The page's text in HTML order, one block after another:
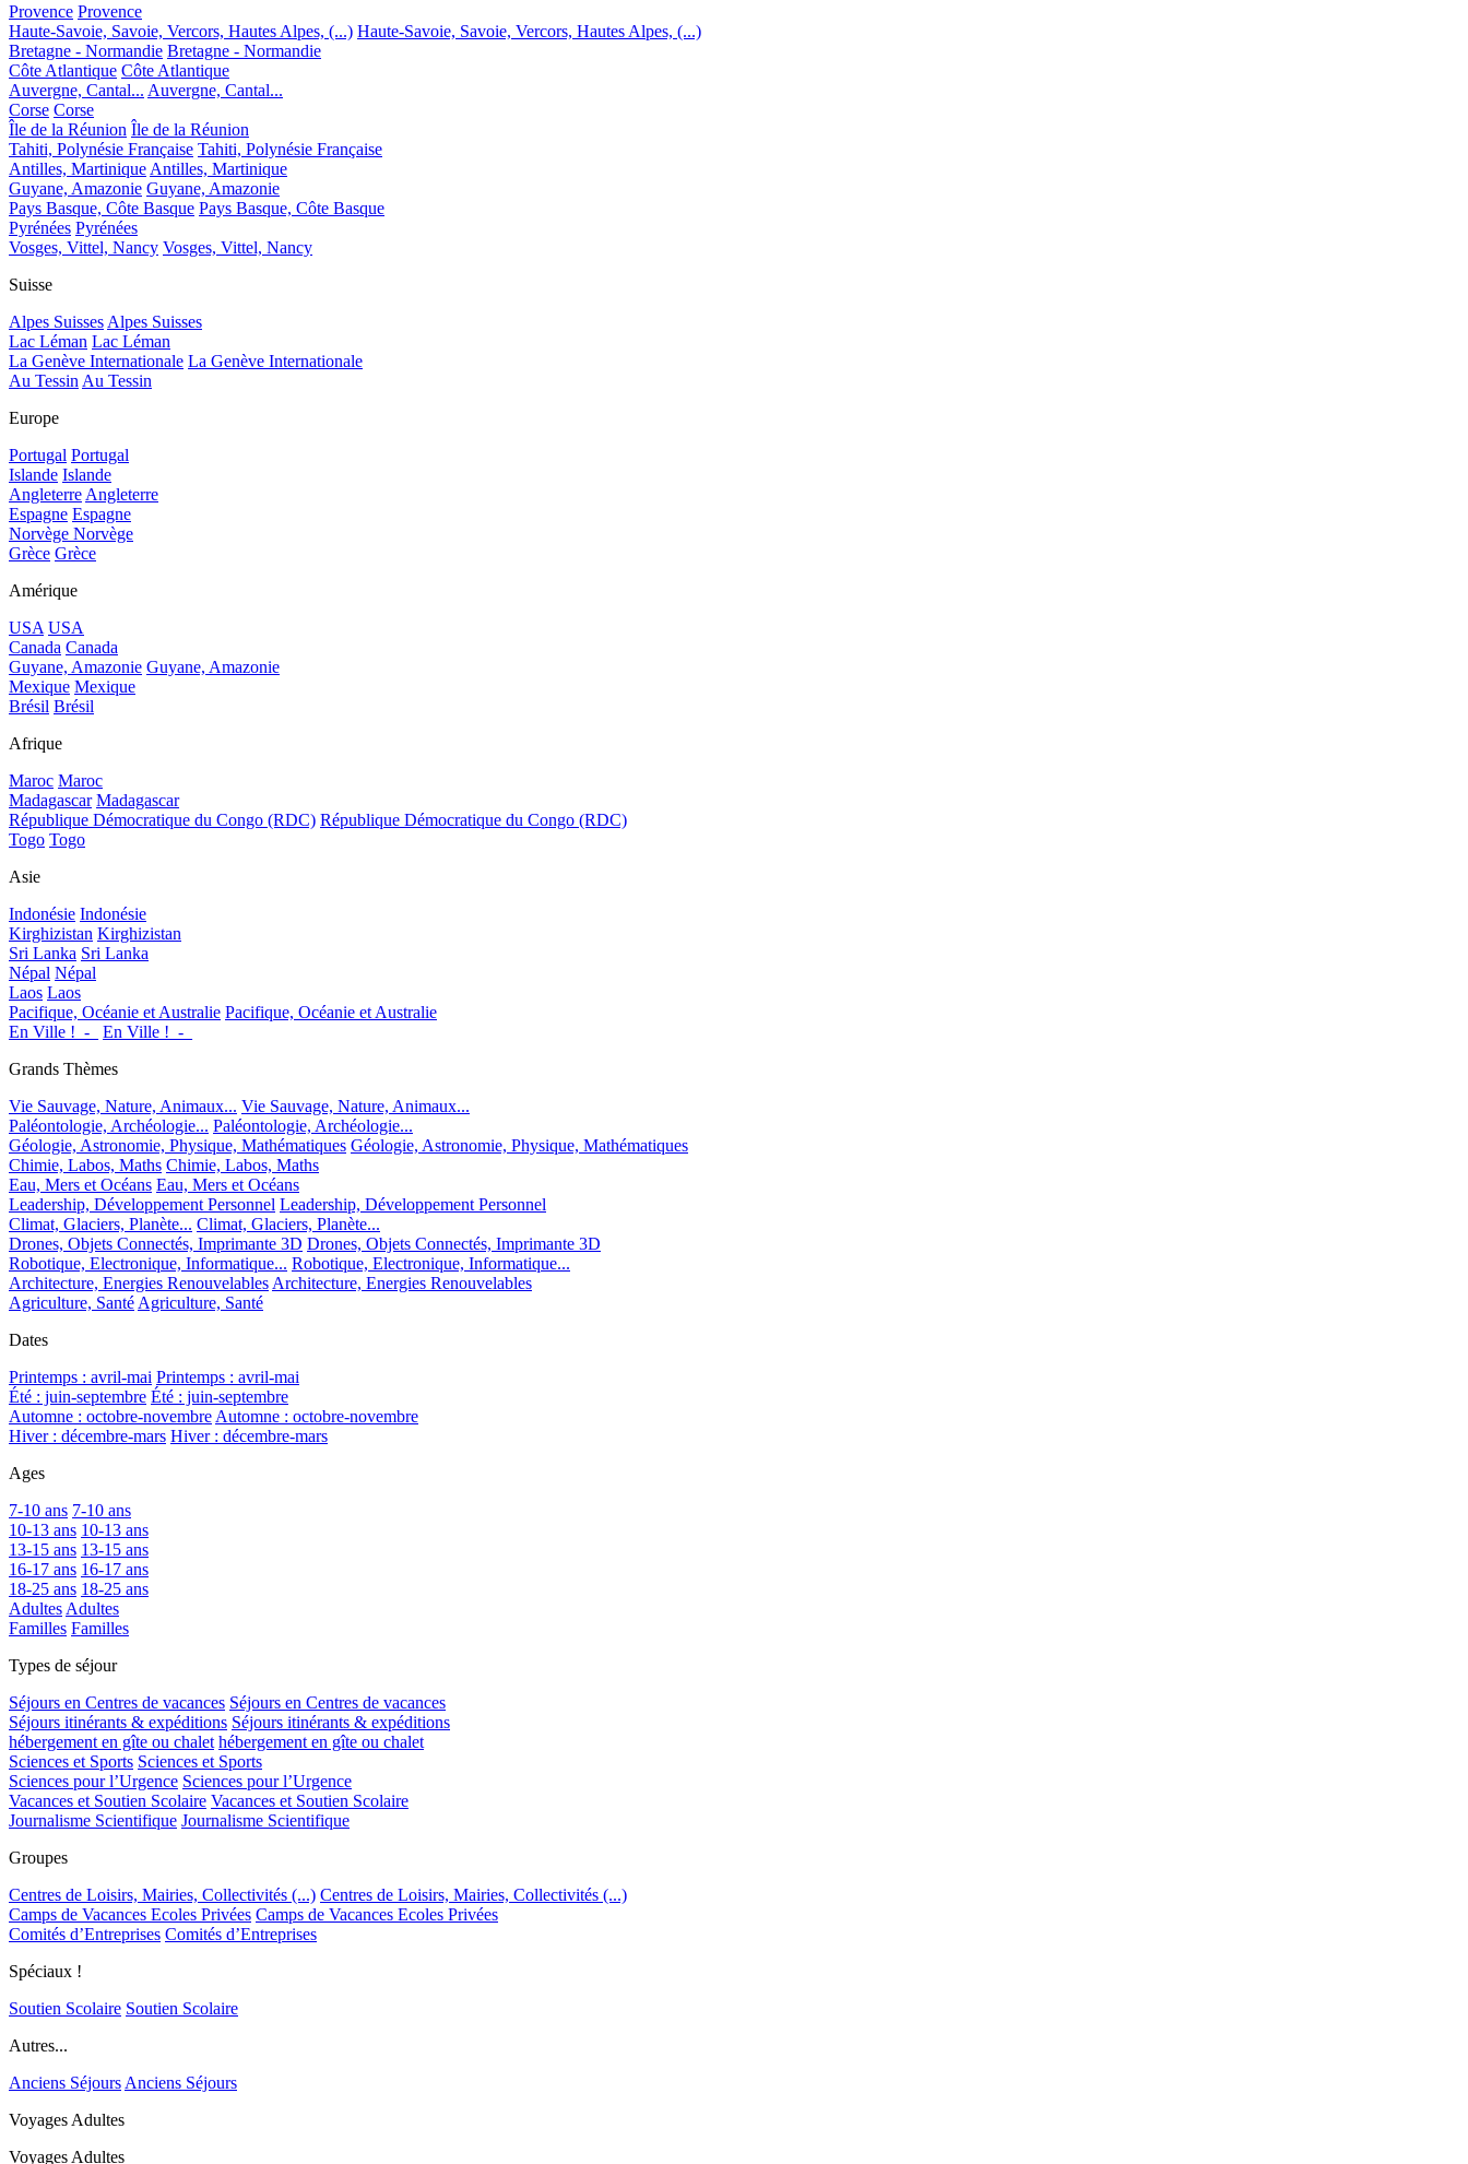
Provence Provence
Haute-Savoie, Savoie, Vercors, Hautes Alpes, (...) Haute-Savoie, Savoie, Vercors, Hautes Alpes, (...)
Bretagne - Normandie Bretagne - Normandie
Côte Atlantique Côte Atlantique
Auvergne, Cantal... Auvergne, Cantal...
Corse Corse
Île de la Réunion Île de la Réunion
Tahiti, Polynésie Française Tahiti, Polynésie Française
Antilles, Martinique Antilles, Martinique
Guyane, Amazonie Guyane, Amazonie
Pays Basque, Côte Basque Pays Basque, Côte Basque
Pyrénées Pyrénées
Vosges, Vittel, Nancy Vosges, Vittel, Nancy
Suisse
Alpes Suisses Alpes Suisses
Lac Léman Lac Léman
La Genève Internationale La Genève Internationale
Au Tessin Au Tessin
Europe
Portugal Portugal
Islande Islande
Angleterre Angleterre
Espagne Espagne
Norvège Norvège
Grèce Grèce
Amérique
USA USA
Canada Canada
Guyane, Amazonie Guyane, Amazonie
Mexique Mexique
Brésil Brésil
Afrique
Maroc Maroc
Madagascar Madagascar
République Démocratique du Congo (RDC) République Démocratique du Congo (RDC)
Togo Togo
Asie
Indonésie Indonésie
Kirghizistan Kirghizistan
Sri Lanka Sri Lanka
Népal Népal
Laos Laos
Pacifique, Océanie et Australie Pacifique, Océanie et Australie
En Ville !_-_
En Ville !_-_
Grands Thèmes
Vie Sauvage, Nature, Animaux... Vie Sauvage, Nature, Animaux...
Paléontologie, Archéologie... Paléontologie, Archéologie...
Géologie, Astronomie, Physique, Mathématiques Géologie, Astronomie, Physique, Mathématiques
Chimie, Labos, Maths Chimie, Labos, Maths
Eau, Mers et Océans Eau, Mers et Océans
Leadership, Développement Personnel Leadership, Développement Personnel
Climat, Glaciers, Planète... Climat, Glaciers, Planète...
Drones, Objets Connectés, Imprimante 3D Drones, Objets Connectés, Imprimante 3D
Robotique, Electronique, Informatique... Robotique, Electronique, Informatique...
Architecture, Energies Renouvelables Architecture, Energies Renouvelables
Agriculture, Santé Agriculture, Santé
Dates
Printemps : avril-mai Printemps : avril-mai
Été : juin-septembre Été : juin-septembre
Automne : octobre-novembre Automne : octobre-novembre
Hiver : décembre-mars Hiver : décembre-mars
Ages
7-10 ans 7-10 ans
10-13 ans 10-13 ans
13-15 ans 13-15 ans
16-17 ans 16-17 ans
18-25 ans 18-25 ans
Adultes Adultes
Familles Familles
Types de séjour
Séjours en Centres de vacances Séjours en Centres de vacances
Séjours itinérants & expéditions Séjours itinérants & expéditions
hébergement en gîte ou chalet hébergement en gîte ou chalet
Sciences et Sports Sciences et Sports
Sciences pour l’Urgence Sciences pour l’Urgence
Vacances et Soutien Scolaire Vacances et Soutien Scolaire
Journalisme Scientifique Journalisme Scientifique
Groupes
Centres de Loisirs, Mairies, Collectivités (...) Centres de Loisirs, Mairies, Collectivités (...)
Camps de Vacances Ecoles Privées Camps de Vacances Ecoles Privées
Comités d’Entreprises Comités d’Entreprises
Spéciaux !
Soutien Scolaire Soutien Scolaire
Autres...
Anciens Séjours Anciens Séjours
Voyages Adultes
Voyages Adultes